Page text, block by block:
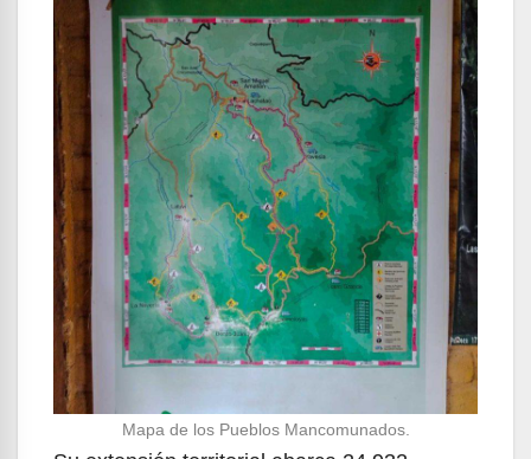
Mapa de los Pueblos Mancomunados.